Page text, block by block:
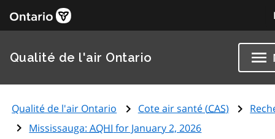
Qualité de l'air Ontario
Qualité de l'air Ontario Cote air santé (CAS)
Mississauga:AQHI for January 2, 2026